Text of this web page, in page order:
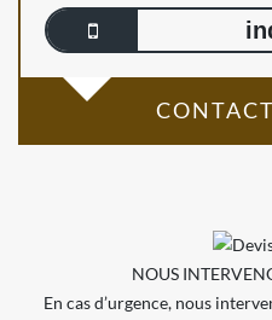
NOUS
En cas d’urgence, nous